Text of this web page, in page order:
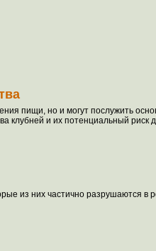
пищи, но и могут послужить
клубней и их потенциальный
из них частично разрушаются